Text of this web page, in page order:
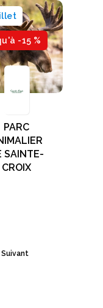
-15 %
PARC
SAINTE-
CROIX
Suivant